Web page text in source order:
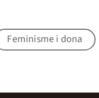
Feminisme i dona